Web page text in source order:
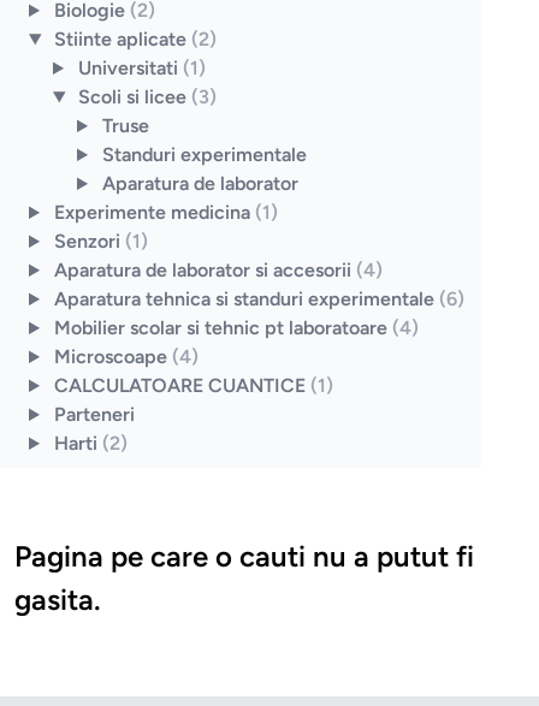
Biologie (2)
Stiinte aplicate (2)
Universitati (1)
Scoli si licee (3)
Truse
Standuri experimentale
Aparatura de laborator
Experimente medicina (1)
Senzori (1)
Aparatura de laborator si accesorii (4)
Aparatura tehnica si standuri experimentale (6)
Mobilier scolar si tehnic pt laboratoare (4)
Microscoape (4)
CALCULATOARE CUANTICE (1)
Parteneri
Harti (2)
Pagina pe care o cauti nu a putut fi
gasita.